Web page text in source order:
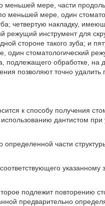
меньшей мере, части
меньшей мере, один
четвертую накладку,
режущий инструмент для
стороне такого зуба; и
один стоматологический
подлежащего обработке, на
позволяют точно
к способу получения
дантистом
определенной части
подлежит повторению
предварительно